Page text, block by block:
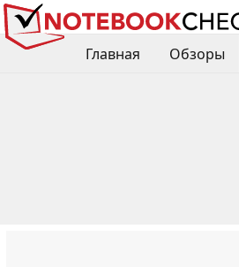
Главная Обзоры